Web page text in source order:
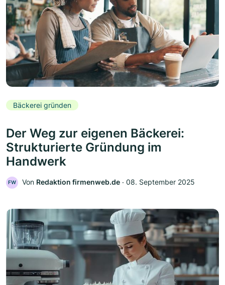
Bäckerei gründen
Der Weg zur eigenen Bäckerei:
Strukturierte Gründung im
Handwerk
FW Von Redaktion firmenweb.de ‧ 08. September 2025